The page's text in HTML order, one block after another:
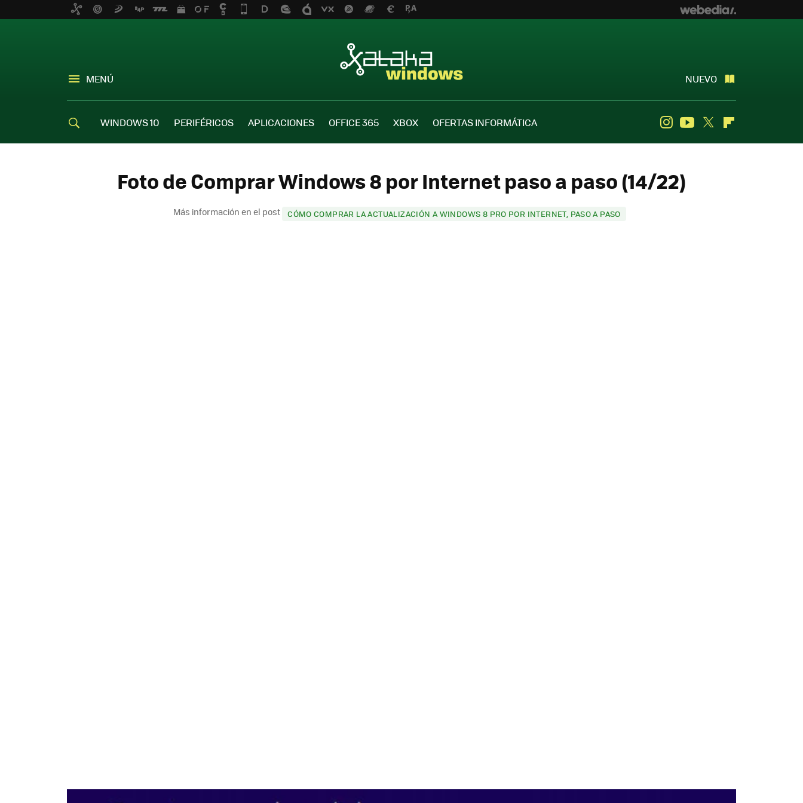
MENÚ NUEVO
WINDOWS 10 PERIFÉRICOS APLICACIONES OFFICE 365 XBOX OFERTAS INFORMÁTICA InstagramYoutube
Twitter
Foto de Comprar Windows 8 por Internet paso a paso (14/22)
Más información en el post CÓMO COMPRAR LA ACTUALIZACIÓN A WINDOWS 8 PRO POR INTERNET, PASO A PASO